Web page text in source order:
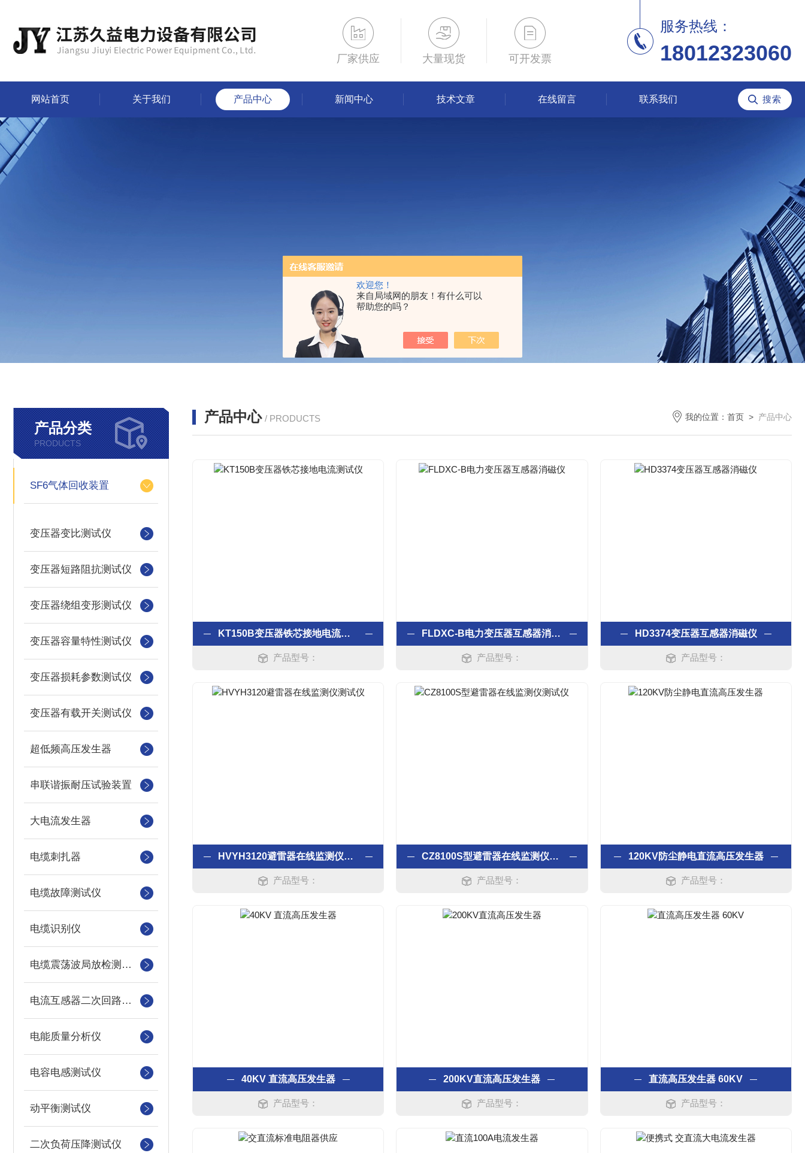
欢迎您！
来自局域网的朋友！有什么可以
帮助您的吗？
厂家供应 大量现货 可开发票
服务热线：
18012323060
网站首页 关于我们 产品中心 新闻中心 技术文章 在线留言 联系我们
产品分类
PRODUCTS
SF6气体回收装置
变压器变比测试仪
变压器短路阻抗测试仪
变压器绕组变形测试仪
变压器容量特性测试仪
变压器损耗参数测试仪
变压器有载开关测试仪
超低频高压发生器
串联谐振耐压试验装置
大电流发生器
电缆刺扎器
电缆故障测试仪
电缆识别仪
电缆震荡波局放检测装置
电流互感器二次回路测试仪
电能质量分析仪
电容电感测试仪
动平衡测试仪
二次负荷压降测试仪
产品中心 / PRODUCTS 我的位置： 首页 > 产品中心
KT150B变压器铁芯接地电流测试仪
产品型号：
FLDXC-B电力变压器互感器消磁仪
产品型号：
HD3374变压器互感器消磁仪
产品型号：
HVYH3120避雷器在线监测仪测试仪
产品型号：
CZ8100S型避雷器在线监测仪测试仪
产品型号：
120KV防尘静电直流高压发生器
产品型号：
40KV 直流高压发生器
产品型号：
200KV直流高压发生器
产品型号：
直流高压发生器 60KV
产品型号：